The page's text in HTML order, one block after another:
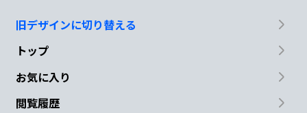
旧デザインに切り替える
トップ
お気に入り
閲覧履歴